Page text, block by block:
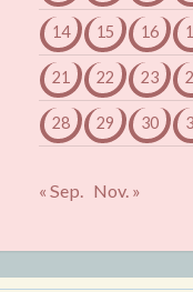
14 15 16
21 22 23
28 29 30
« Sep. Nov. »